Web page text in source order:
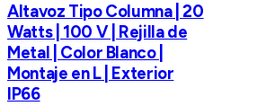
Altavoz Tipo Columna | 20
Watts | 100 V | Rejilla de
Metal | Color Blanco |
Montaje en L | Exterior
IP66